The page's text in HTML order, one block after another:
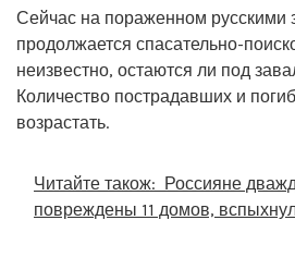
Сейчас на пораженном русскими
продолжается спасательно-
неизвестно, остаются ли под
Количество пострадавших и
возрастать.
Читайте також: Россияне
повреждены 11 домов,